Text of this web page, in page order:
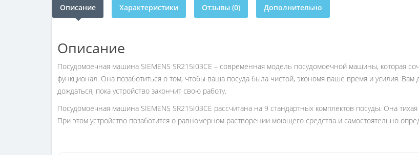
Описание Характеристики Отзывы (0) Дополнительно
Описание
Посудомоечная машина SIEMENS SR215I03CE – современная модель посудомоечной машины, которая
функционал. Она позаботиться о том, чтобы ваша посуда была чистой, экономя ваше время и усилия. Вам
дождаться, пока устройство закончит свою работу.
Посудомоечная машина SIEMENS SR215I03CE рассчитана на 9 стандартных комплектов посуды. Она
При этом устройство позаботится о равномерном растворении моющего средства и самостоятельно